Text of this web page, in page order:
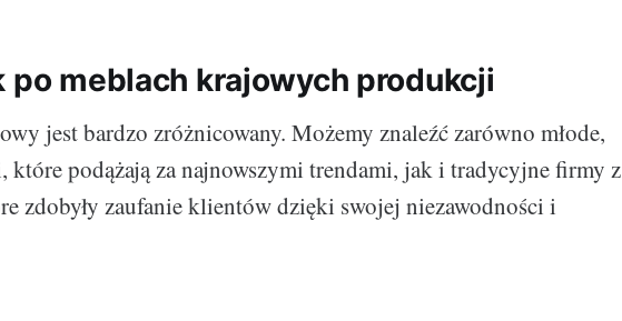
po meblach krajowych produkcji
jest bardzo zróżnicowany. Możemy znaleźć zarówno młode,
które podążają za najnowszymi trendami, jak i tradycyjne firmy z
zdobyły zaufanie klientów dzięki swojej niezawodności i